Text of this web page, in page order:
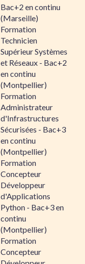
Bac+2 en continu
(Marseille)
Formation
Technicien
Supérieur Systèmes
et Réseaux - Bac+2
en continu
(Montpellier)
Formation
Administrateur
d'Infrastructures
Sécurisées - Bac+3
en continu
(Montpellier)
Formation
Concepteur
Développeur
d'Applications
Python - Bac+3 en
continu
(Montpellier)
Formation
Concepteur